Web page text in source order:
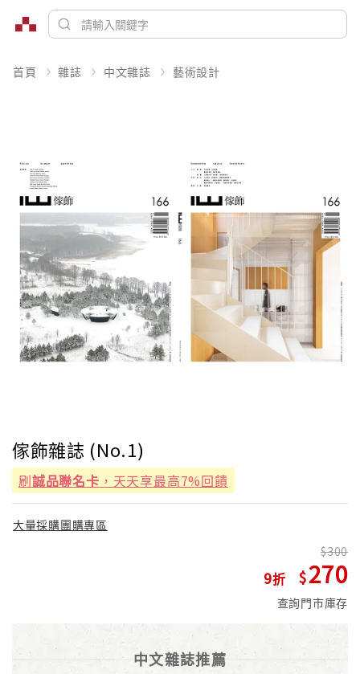
首頁 雜誌 中文雜誌 藝術設計
傢飾雜誌 (No.1)
刷誠品聯名卡 ，天天享最高7%回饋
大量採購團購專區
9
300
270
查詢門市庫存
中文雜誌推薦